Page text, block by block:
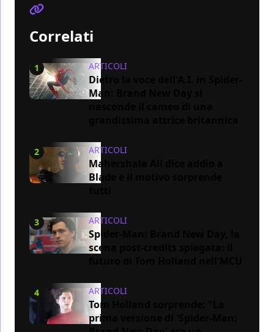
Correlati
1 ARTICOLI
Dietro la voce dell'A.I. in Spider-
Man: Brand New Day si
2 ARTICOLI
Mahershala Ali dice addio a
Blade e il motivo sorprende
3 ARTICOLI
Spider-Man: Brand New Day, la
scena post-credits spiegata: il
4 ARTICOLI
Tom Holland sorprende: "La
prima versione di 'Spider-Man: